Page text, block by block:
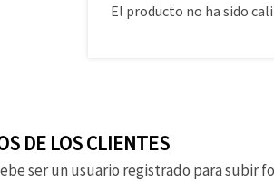
El producto no ha sido
DE LOS CLIENTES
ser un usuario registrado para subir